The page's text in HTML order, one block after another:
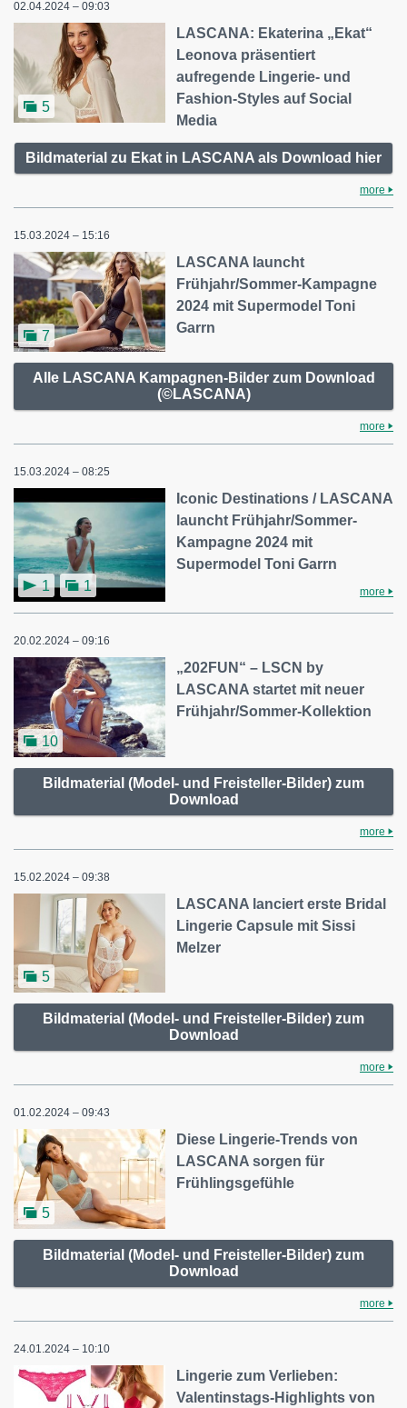
02.04.2024 – 09:03
5
LASCANA: Ekaterina „Ekat“
Leonova präsentiert
aufregende Lingerie- und
Fashion-Styles auf Social
Media
Bildmaterial zu Ekat in LASCANA als Download hier
more
15.03.2024 – 15:16
7
LASCANA launcht
Frühjahr/Sommer-Kampagne
2024 mit Supermodel Toni
Garrn
Alle LASCANA Kampagnen-Bilder zum Download
(©LASCANA)
more
15.03.2024 – 08:25
1 1
Iconic Destinations / LASCANA
launcht Frühjahr/Sommer-
Kampagne 2024 mit
Supermodel Toni Garrn
more
20.02.2024 – 09:16
10
„202FUN“ – LSCN by
LASCANA startet mit neuer
Frühjahr/Sommer-Kollektion
Bildmaterial (Model- und Freisteller-Bilder) zum
Download
more
15.02.2024 – 09:38
5
LASCANA lanciert erste Bridal
Lingerie Capsule mit Sissi
Melzer
Bildmaterial (Model- und Freisteller-Bilder) zum
Download
more
01.02.2024 – 09:43
5
Diese Lingerie-Trends von
LASCANA sorgen für
Frühlingsgefühle
Bildmaterial (Model- und Freisteller-Bilder) zum
Download
more
24.01.2024 – 10:10
Lingerie zum Verlieben:
Valentinstags-Highlights von